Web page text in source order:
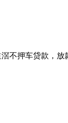
不押车贷款，